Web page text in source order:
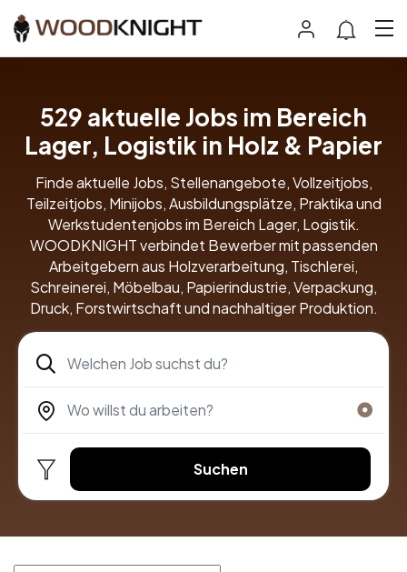
529 aktuelle Jobs im Bereich
Lager, Logistik in Holz & Papier
Finde aktuelle Jobs, Stellenangebote, Vollzeitjobs,
Teilzeitjobs, Minijobs, Ausbildungsplätze, Praktika und
Werkstudentenjobs im Bereich Lager, Logistik.
WOODKNIGHT verbindet Bewerber mit passenden
Arbeitgebern aus Holzverarbeitung, Tischlerei,
Schreinerei, Möbelbau, Papierindustrie, Verpackung,
Druck, Forstwirtschaft und nachhaltiger Produktion.
Suchen